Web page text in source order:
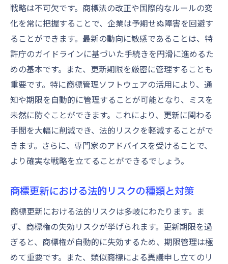
戦略は不可欠です。商標法の改正や国際的なルールの変
化を常に把握することで、企業は予期せぬ障害を回避す
ることができます。最新の動向に敏感であることは、特
許庁のガイドラインに基づいた手続きを円滑に進めるた
めの基本です。また、更新期限を厳密に管理することも
重要です。特に商標管理ソフトウェアの活用により、通
知や期限を自動的に管理することが可能となり、ミスを
未然に防ぐことができます。これにより、更新に関わる
手間を大幅に削減でき、法的リスクを軽減することがで
きます。さらに、専門家のアドバイスを受けることで、
より確実な戦略を立てることができるでしょう。
商標更新における法的リスクの種類と対策
商標更新における法的リスクは多岐にわたります。ま
ず、商標権の失効リスクが挙げられます。更新期限を過
ぎると、商標権が自動的に失効するため、期限管理は極
めて重要です。また、類似商標による異議申し立てのリ